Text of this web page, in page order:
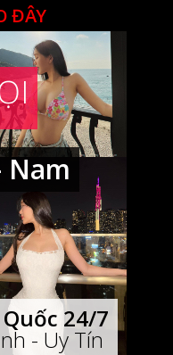
ĐÂY
Nam
24/7
- Uy Tín